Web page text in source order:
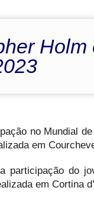
no Mundial
em
participação do
em Cortina